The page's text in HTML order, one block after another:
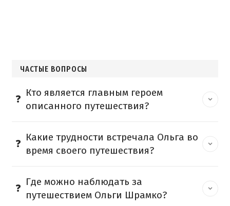
ЧАСТЫЕ ВОПРОСЫ
Кто является главным героем
описанного путешествия?
Какие трудности встречала Ольга во
время своего путешествия?
Где можно наблюдать за
путешествием Ольги Шрамко?